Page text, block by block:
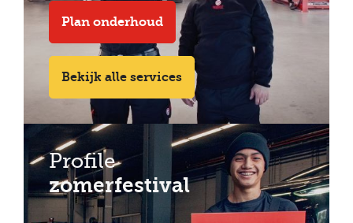
Plan onderhoud
Bekijk alle services
Profile
zomerfestival